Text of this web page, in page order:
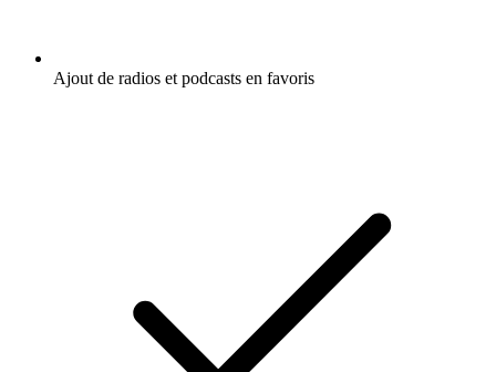
Ajout de radios et podcasts en favoris